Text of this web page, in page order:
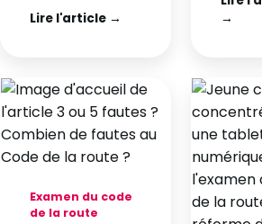
Lire l'article →
→
Examen du code
de la route